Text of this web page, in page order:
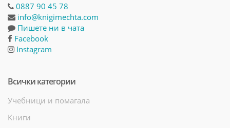
0887 90 45 78
info@knigimechta.com
Пишете ни в чата
Facebook
Instagram
Всички категории
Учебници и помагала
Книги